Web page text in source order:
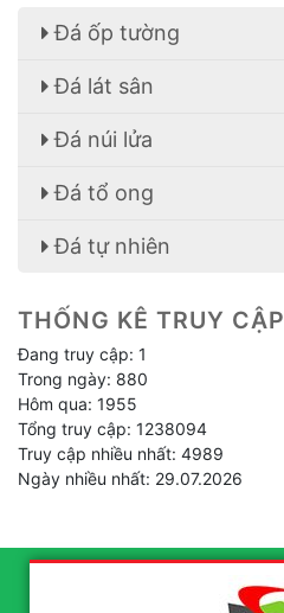
Đá ốp tường
Đá lát sân
Đá núi lửa
Đá tổ ong
Đá tự nhiên
THỐNG KÊ TRUY CẬP
Đang truy cập: 1
Trong ngày: 880
Hôm qua: 1955
Tổng truy cập: 1238094
Truy cập nhiều nhất: 4989
Ngày nhiều nhất: 29.07.2026